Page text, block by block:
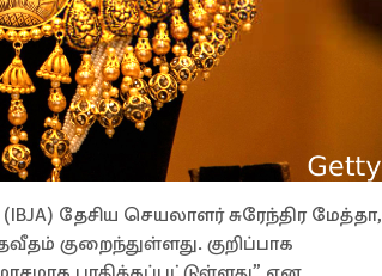
தேசிய செயலாளர் சுரேந்திர மேத்தா,
குறைந்துள்ளது. குறிப்பாக